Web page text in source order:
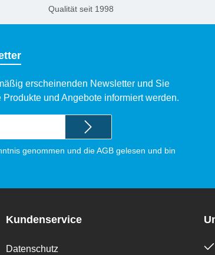
Qualität seit 1998
erscheinenden Newsletter und Sie
und Angebote informiert werden.
genommen und dieAGB gelesen und bin
Kundenservice
Datenschutz